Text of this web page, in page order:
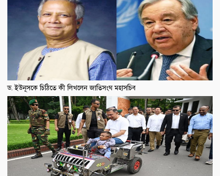
ড. ইউনূসকে চিঠিতে কী লিখলেন জাতিসংঘ মহাসচিব